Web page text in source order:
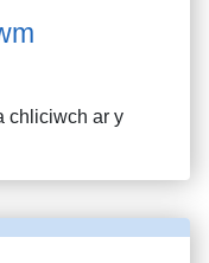
chliciwch ar y